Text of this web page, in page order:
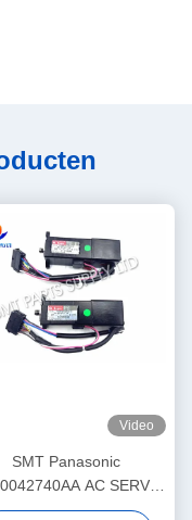
Video
SMT Panasonic
AC SERVO
3W MULTI Theta-